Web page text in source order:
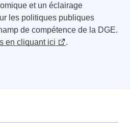
et un éclairage
les politiques publiques
de compétence de la DGE.
en cliquant ici
.